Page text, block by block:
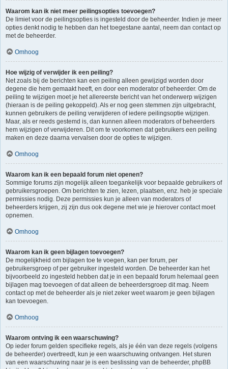
Waarom kan ik niet meer peilingsopties toevoegen?
De limiet voor de peilingsopties is ingesteld door de beheerder. Indien je meer
opties denkt nodig te hebben dan het toegestane aantal, neem dan contact op
met de beheerder.
Omhoog
Hoe wijzig of verwijder ik een peiling?
Net zoals bij de berichten kan een peiling alleen gewijzigd worden door
degene die hem gemaakt heeft, en door een moderator of beheerder. Om de
peiling te wijzigen moet je het allereerste bericht van het onderwerp wijzigen
(hieraan is de peiling gekoppeld). Als er nog geen stemmen zijn uitgebracht,
kunnen gebruikers de peiling verwijderen of iedere peilingsoptie wijzigen.
Maar, als er reeds gestemd is, dan kunnen alleen moderators of beheerders
hem wijzigen of verwijderen. Dit om te voorkomen dat gebruikers een peiling
maken en deze daarna vervalsen door de opties te wijzigen.
Omhoog
Waarom kan ik een bepaald forum niet openen?
Sommige forums zijn mogelijk alleen toegankelijk voor bepaalde gebruikers of
gebruikersgroepen. Om berichten te zien, lezen, plaatsen, enz. heb je speciale
permissies nodig. Deze permissies kun je alleen van moderators of
beheerders krijgen, zij zijn dus ook degene met wie je hierover contact moet
opnemen.
Omhoog
Waarom kan ik geen bijlagen toevoegen?
De mogelijkheid om bijlagen toe te voegen, kan per forum, per
gebruikersgroep of per gebruiker ingesteld worden. De beheerder kan het
bijvoorbeeld zo ingesteld hebben dat je in een bepaald forum helemaal geen
bijlagen mag toevoegen of dat alleen de beheerdersgroep dit mag. Neem
contact op met de beheerder als je niet zeker weet waarom je geen bijlagen
kan toevoegen.
Omhoog
Waarom ontving ik een waarschuwing?
Op ieder forum gelden specifieke regels, als je één van deze regels (volgens
de beheerder) overtreedt, kun je een waarschuwing ontvangen. Het sturen
van een waarschuwing naar je is een beslissing van de beheerder, phpBB